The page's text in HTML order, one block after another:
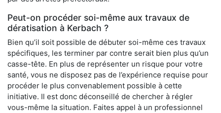
Peut-on procéder soi-même aux travaux de
dératisation à Kerbach ?
Bien qu’il soit possible de débuter soi-même ces travaux
spécifiques, les terminer par contre serait bien plus qu’un
casse-tête. En plus de représenter un risque pour votre
santé, vous ne disposez pas de l’expérience requise pour
procéder le plus convenablement possible à cette
initiative. Il est donc déconseillé de chercher à régler
vous-même la situation. Faites appel à un professionnel